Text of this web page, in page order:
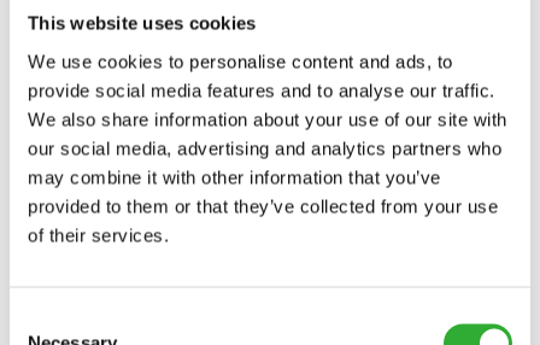
This website uses cookies
We use cookies to personalise content and ads, to
provide social media features and to analyse our traffic.
We also share information about your use of our site with
our social media, advertising and analytics partners who
may combine it with other information that you’ve
provided to them or that they’ve collected from your use
of their services.
WIDOOIE CASTLE ESTATE GDY HISTORIA SPOTYKA
TECHNOLOGIĘ.